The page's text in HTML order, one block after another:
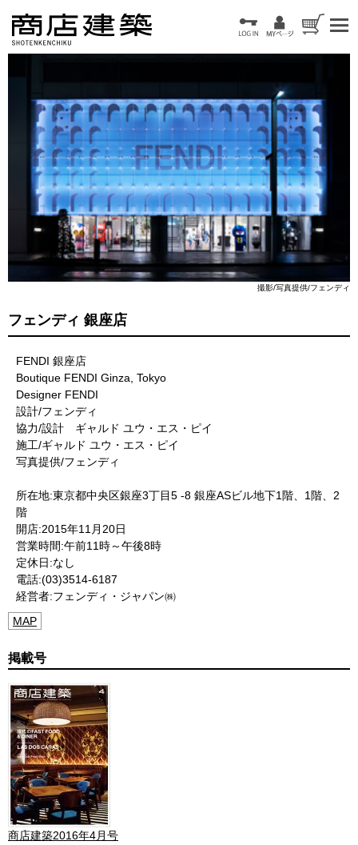
撮影/写真提供/フェンディ
フェンディ 銀座店
FENDI 銀座店
Boutique FENDI Ginza, Tokyo
Designer FENDI
設計/フェンディ
協力/設計 ギャルド ユウ・エス・ピイ
施工/ギャルド ユウ・エス・ピイ
写真提供/フェンディ
所在地:東京都中央区銀座3丁目5 -8 銀座ASビル地下1階、1階、2
階
開店:2015年11月20日
営業時間:午前11時～午後8時
定休日:なし
電話:(03)3514-6187
経営者:フェンディ・ジャパン㈱
MAP
掲載号
商店建築2016年4月号